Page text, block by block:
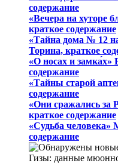
содержание
«Вечера на хуторе
краткое содержание
«Тайна дома № 12
Торина, краткое
«О носах и замка́х»
содержание
«Тайны старой
содержание
«Они сражались за
краткое содержание
«Судьба
содержание